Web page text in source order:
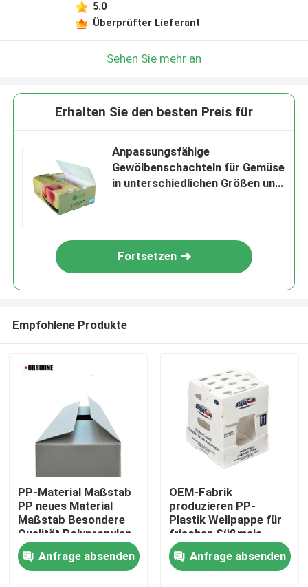
Zu Hause
5.0
Überprüfter Lieferant
Sehen Sie mehr an
Erhalten Sie den besten Preis für
Anpassungsfähige
Gewölbenschachteln für Gemüse
in unterschiedlichen Größen und
Fortsetzen
Empfohlene Produkte
PP-Material Maßstab
PP neues Material
Maßstab Besondere
Qualität Polypropylen
pp Wellpappe
Honigstock
Kunststoff Umsatz
Anfrage absenden
OEM-Fabrik
produzieren PP-
Plastik Wellpappe für
frischen Süßmais
Brokkoli Auberginen
Ingwer-Box
Anfrage absenden